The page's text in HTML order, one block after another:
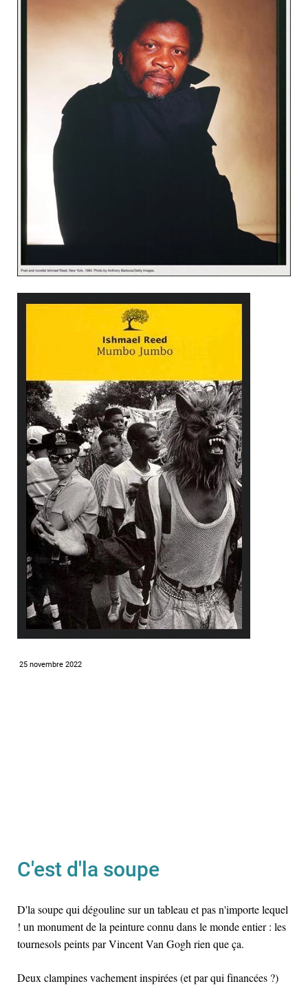
25 novembre 2022
C'est d'la soupe
D'la soupe qui dégouline sur un tableau et pas n'importe lequel
! un monument de la peinture connu dans le monde entier : les
tournesols peints par Vincent Van Gogh rien que ça.
Deux clampines vachement inspirées (et par qui financées ?)